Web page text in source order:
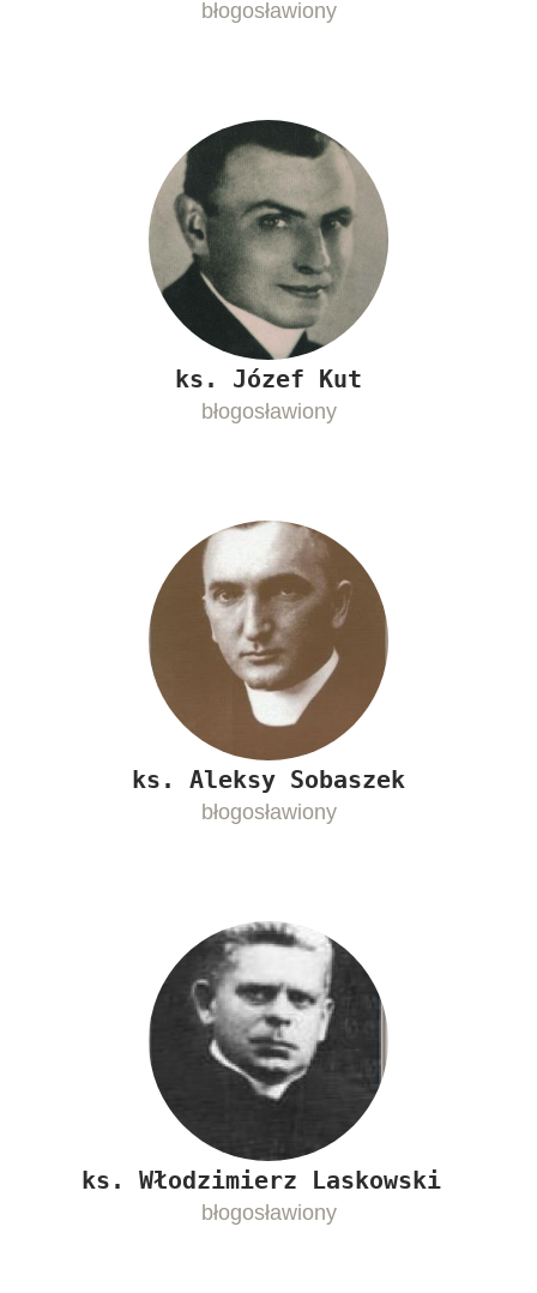
błogosławiony
ks. Józef Kut
błogosławiony
ks. Aleksy Sobaszek
błogosławiony
ks. Włodzimierz Laskowski
błogosławiony